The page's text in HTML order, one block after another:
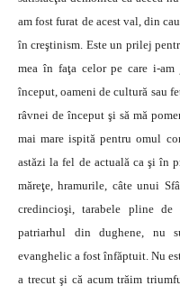
am fost furat de acest val, din
în creştinism. Este un prilej
mea în faţa celor pe care i-
început, oameni de cultură sau
râvnei de început şi să mă
mai mare ispită pentru omul
astăzi la fel de actuală ca şi în
măreţe, hramurile, câte unui
credincioşi, tarabele pline
patriarhul din dughene, nu
evanghelic a fost înfăptuit. Nu
a trecut şi că acum trăim